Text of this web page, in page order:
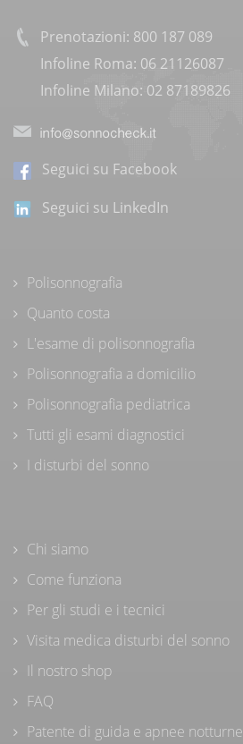
Prenotazioni: 800 187 089
Infoline Roma: 06 21126087
Infoline Milano: 02 87189826
Seguici su Facebook
Seguici su LinkedIn
Polisonnografia
Quanto costa
L'esame di polisonnografia
Polisonnografia a domicilio
Polisonnografia pediatrica
Tutti gli esami diagnostici
I disturbi del sonno
Chi siamo
Come funziona
Per gli studi e i tecnici
Visita medica disturbi del sonno
Il nostro shop
FAQ
Patente di guida e apnee notturne